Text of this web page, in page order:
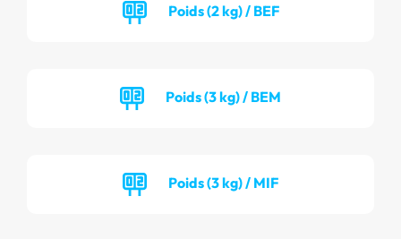
Poids (2 kg) / BEF
Poids (3 kg) / BEM
Poids (3 kg) / MIF